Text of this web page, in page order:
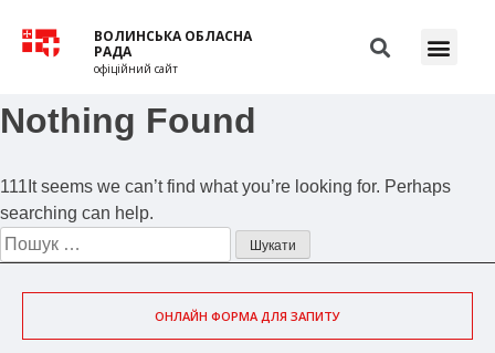
ВОЛИНСЬКА ОБЛАСНА
РАДА
офіційний сайт
Nothing Found
111It seems we can’t find what you’re looking for. Perhaps
searching can help.
ОНЛАЙН ФОРМА ДЛЯ ЗАПИТУ